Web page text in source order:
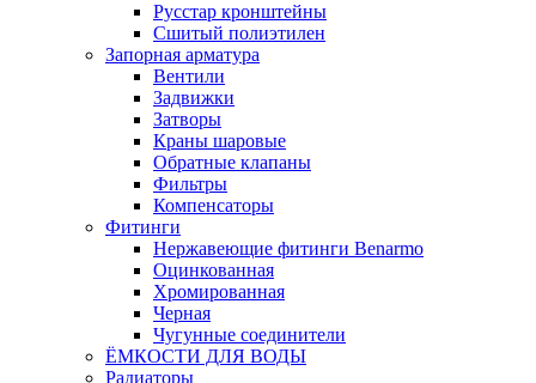
Русстар кронштейны
Сшитый полиэтилен
Запорная арматура
Вентили
Задвижки
Затворы
Краны шаровые
Обратные клапаны
Фильтры
Компенсаторы
Фитинги
Нержавеющие фитинги Benarmo
Оцинкованная
Хромированная
Черная
Чугунные соединители
ЁМКОСТИ ДЛЯ ВОДЫ
Радиаторы